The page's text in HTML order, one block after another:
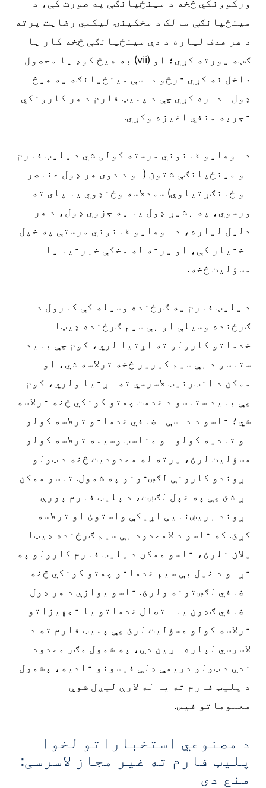
ورکوونکي څخه د مینځپانګې په صورت کې، د
مینځپانګې مالک د مخکینۍ لیکلي رضایت پرته
د هر هدف لپاره د دې مینځپانګې څخه کار یا
ګټه پورته کړي؛ او (vii) به هیڅ کوډ یا محصول
داخل نه کړي ترڅو داسې مینځپانګه په هیڅ
ډول اداره کړي چې د پلیټ فارم د هر کارونکي
تجربه منفي اغیزه وکړي.
د اوهایو قانوني مرسته کولی شي د پلیټ فارم
او مینځپانګې شتون (او د دوی هر ډول عناصر
او ځانګړتیاوې) سمدلاسه وځنډوي یا پای ته
ورسوي، په بشپړ ډول یا په جزوي ډول، د هر
دلیل لپاره، د اوهایو قانوني مرستې په خپل
اختیار کې، او پرته له مخکې خبرتیا یا
مسؤلیت څخه.
د پلیټ فارم په ګرځنده وسیله کې کارول د
ګرځنده وسیلې او بې سیم ګرځنده ډیټا
خدماتو کارولو ته اړتیا لري، کوم چې باید
ستاسو د بې سیم کیریر څخه ترلاسه شي، او
ممکن د انټرنیټ لاسرسي ته اړتیا ولري، کوم
چې باید ستاسو د خدمت چمتو کونکي څخه ترلاسه
شي؛ تاسو د داسې اضافي خدماتو ترلاسه کولو
او تادیه کولو او مناسب وسیله ترلاسه کولو
مسؤلیت لرئ، پرته له محدودیت څخه د ټولو
اړوندو کارونې لګښتونو په شمول. تاسو ممکن
اړ شئ چې په خپل لګښت، د پلیټ فارم پورې
اړوند بریښنایی اړیکې واستوئ او ترلاسه
کړئ. که تاسو د لامحدود بې سیم ګرځنده ډیټا
پلان نلرئ، تاسو ممکن د پلیټ فارم کارولو په
تړاو د خپل بې سیم خدماتو چمتو کونکي څخه
اضافي لګښتونه ولرئ. تاسو یوازې د هر ډول
اضافي ګډون یا اتصال خدماتو یا تجهیزاتو
ترلاسه کولو مسؤلیت لرئ چې پلیټ فارم ته د
لاسرسي لپاره اړین دي، په شمول مګر محدود
ندي د ټولو دریمې ډلې فیسونو تادیه، پشمول
د پلیټ فارم ته یا له لارې لیږل شوي
معلوماتو فیس.
د مصنوعي استخباراتو لخوا
پلیټ فارم ته غیر مجاز لاسرسی:
منع دی